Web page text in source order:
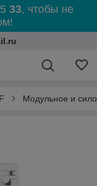
33, чтобы не
Модульное и